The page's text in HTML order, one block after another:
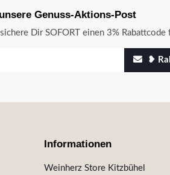
Genuss-Aktions-Post
Dir SOFORT einen 3% Rabattcode
❥
Informationen
Weinherz Store Kitzbühel